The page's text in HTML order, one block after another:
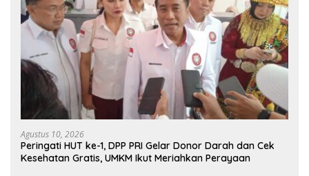
Agustus 10, 2026
Peringati HUT ke-1, DPP PRI Gelar Donor Darah dan Cek
Kesehatan Gratis, UMKM Ikut Meriahkan Perayaan